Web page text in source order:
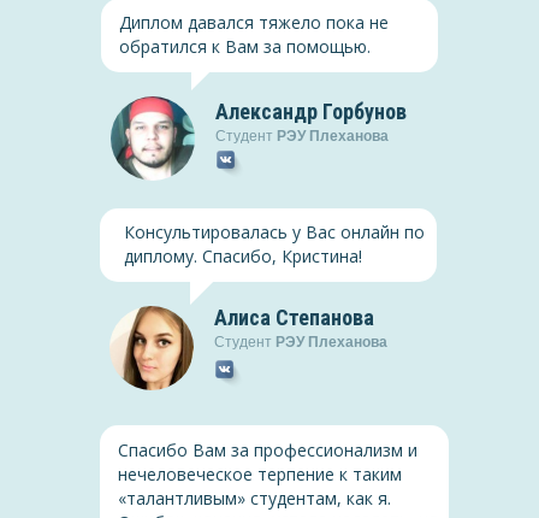
Курсовая, РЭУ Плеханова,
Игровые технологии как
средство развития
РЭУ , Лига наций
Менеджмент
Планирование как функция
менеджмента в
коммерческой
организации
Студент РЭУ Плеханова
Александр Горбунов
Диплом давался тяжело пока не
обратился к Вам за помощью.
Алиса Степанова
Консультировалась у Вас онлайн по
диплому. Спасибо, Кристина!
Студент РЭУ Плеханова
Спасибо Вам за профессионализм и
нечеловеческое терпение к таким
«талантливым» студентам, как я.